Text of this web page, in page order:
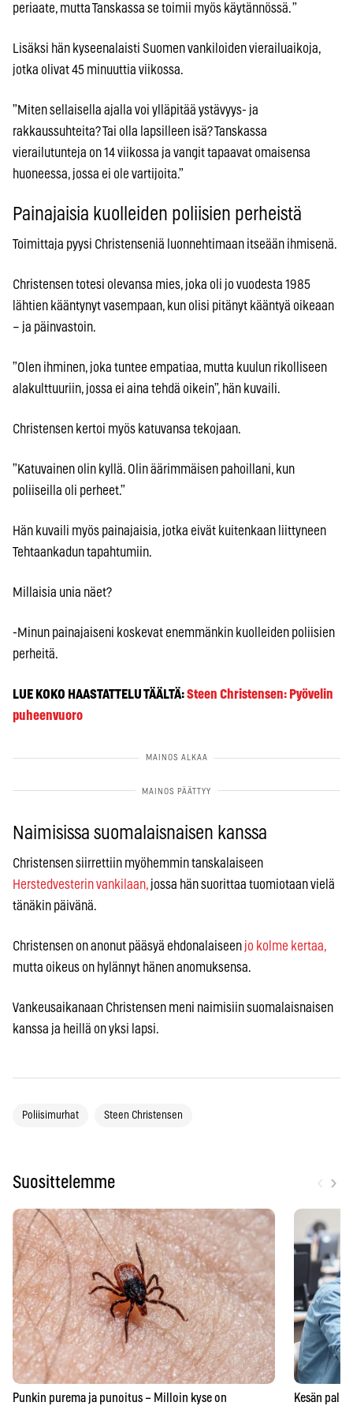
periaate, mutta Tanskassa se toimii myös käytännössä. ”
Lisäksi hän kyseenalaisti Suomen vankiloiden vierailuaikoja,
jotka olivat 45 minuuttia viikossa.
”Miten sellaisella ajalla voi ylläpitää ystävyys- ja
rakkaussuhteita? Tai olla lapsilleen isä? Tanskassa
vierailutunteja on 14 viikossa ja vangit tapaavat omaisensa
huoneessa, jossa ei ole vartijoita.”
Painajaisia kuolleiden poliisien perheistä
Toimittaja pyysi Christenseniä luonnehtimaan itseään ihmisenä.
Christensen totesi olevansa mies, joka oli jo vuodesta 1985
lähtien kääntynyt vasempaan, kun olisi pitänyt kääntyä oikeaan
– ja päinvastoin.
”Olen ihminen, joka tuntee empatiaa, mutta kuulun rikolliseen
alakulttuuriin, jossa ei aina tehdä oikein”, hän kuvaili.
Christensen kertoi myös katuvansa tekojaan.
”Katuvainen olin kyllä. Olin äärimmäisen pahoillani, kun
poliiseilla oli perheet.”
Hän kuvaili myös painajaisia, jotka eivät kuitenkaan liittyneen
Tehtaankadun tapahtumiin.
Millaisia unia näet?
-Minun painajaiseni koskevat enemmänkin kuolleiden poliisien
perheitä.
LUE KOKO HAASTATTELU TÄÄLTÄ:Steen Christensen: Pyövelin
puheenvuoro
Naimisissa suomalaisnaisen kanssa
Christensen siirrettiin myöhemmin tanskalaiseen
Herstedvesterin vankilaan, jossa hän suorittaa tuomiotaan vielä
tänäkin päivänä.
Christensen on anonut pääsyä ehdonalaiseen jo kolme kertaa,
mutta oikeus on hylännyt hänen anomuksensa.
Vankeusaikanaan Christensen meni naimisiin suomalaisnaisen
kanssa ja heillä on yksi lapsi.
Poliisimurhat Steen Christensen
Suosittelemme ›
Punkin purema ja punoitus – Milloin kyse on
Kesän